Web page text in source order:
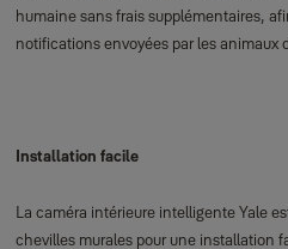
humaine sans frais supplémentaires,
notifications envoyées par les animaux
Installation facile
La caméra intérieure intelligente Yale
chevilles murales pour une installation